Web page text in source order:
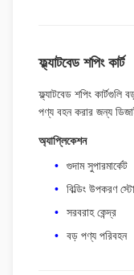
ফ্ল্যাটবেড শপিং কার্ট
ফ্ল্যাটবেড শপিং কার্টগুলি
পণ্য বহন করার জন্য
অ্যাপ্লিকেশন
গুদাম সুপারমার্কেট
বিল্ডিং উপকরণ
সরবরাহ কেন্দ্র
বড় পণ্য পরিবহন